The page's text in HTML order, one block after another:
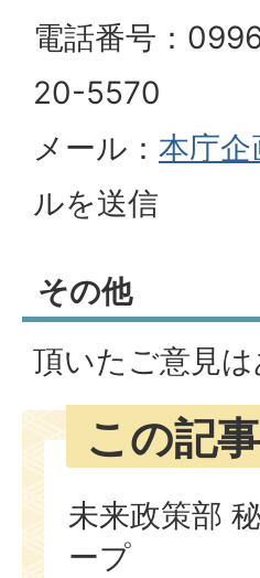
電話番号：
20-5570
メール： 本庁
ルを送信
その他
頂いたご意見
この記
未来政策部
ープ